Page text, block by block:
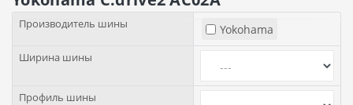
Производитель шины Yokohama
Ширина шины
Профиль шины